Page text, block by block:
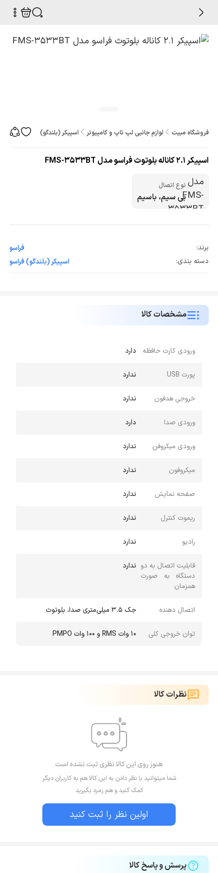
فروشگاه مبیت لوازم جانبی لپ تاپ و کامپیوتر اسپیکر (بلندگو) اسپیکر 2.1 کاناله بلوتوث فراسو مدل FMS-3533BT
اسپیکر 2.1 کاناله بلوتوث فراسو مدل FMS-3533BT
نوع اتصال
بی سیم، باسیم
برند:
فراسو
دسته بندی:
اسپیکر (بلندگو) فراسو
مشخصات کالا
ورودی کارت حافظه دارد
پورت USB ندارد
خروجی هدفون ندارد
ورودی صدا دارد
ورودی میکروفن ندارد
میکروفون ندارد
صفحه نمایش ندارد
ریموت کنترل ندارد
رادیو ندارد
قابلیت اتصال به دو
دستگاه به صورت
همزمان
ندارد
اتصال دهنده جک 3.5 میلی‌متری صدا، بلوتوث
توان خروجی کلی 10 وات RMS و 100 وات PMPO
نظرات کالا
هنوز روی این کالا نظری ثبت نشده است
شما میتوانید با نظر دادن به این کالا هم به کاربران دیگر
کمک کنید و هم زمرد بگیرید
اولین نظر را ثبت کنید
پرسش و پاسخ کالا